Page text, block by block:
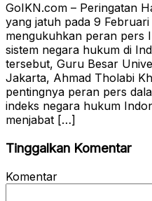
GoIKN.com – Peringatan
yang jatuh pada 9
mengukuhkan peran pers
sistem negara hukum di
tersebut, Guru Besar
Jakarta, Ahmad Tholabi
pentingnya peran pers
indeks negara hukum
menjabat […]
Tinggalkan Komentar
Komentar